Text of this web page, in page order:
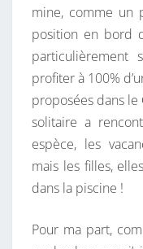
mine, comme un
position en bord
particulièrement
profiter à 100%
proposées dans
solitaire a
espèce, les
mais les filles,
dans la piscine !
Pour ma part,